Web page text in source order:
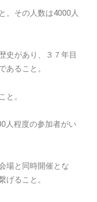
。その人数は4000人
史があり、３７年目
あること。
と。
人程度の参加者がい
場と同時開催とな
げること。